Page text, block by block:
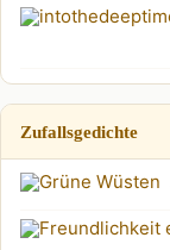
Zufallsgedichte